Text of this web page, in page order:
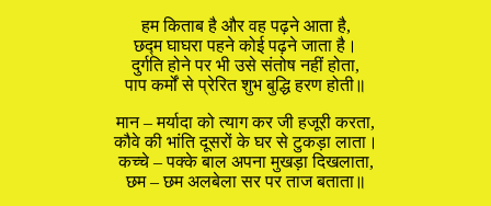
हम किताब है और वह पढ़ने आता है,
छद्म घाघरा पहने कोई पढ़ने जाता है।
दुर्गति होने पर भी उसे संतोष नहीं होता,
पाप कर्मों से प्रेरित शुभ बुद्धि हरण होती॥
मान – मर्यादा को त्याग कर जी हजूरी करता,
कौवे की भांति दूसरों के घर से टुकड़ा लाता।
कच्चे – पक्के बाल अपना मुखड़ा दिखलाता,
छम – छम अलबेला सर पर ताज बताता॥